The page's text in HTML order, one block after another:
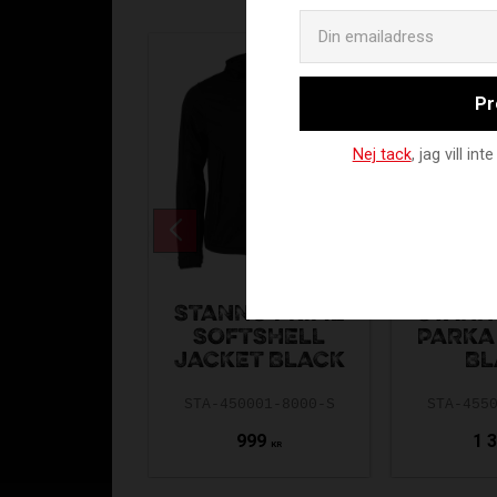
STANNO PRIME
SOFTSHELL
JACKET BLACK
999 KR 1
Nej tack, jag vill